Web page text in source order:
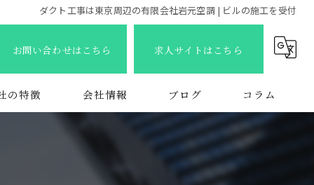
ダクト工事は東京周辺の有限会社岩元空調 | ビルの施工を受付
お問い合わせはこちら 求人サイトはこちら
の特徴 会社情報 ブログ コラム